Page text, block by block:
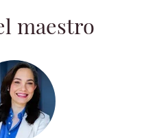
maestro